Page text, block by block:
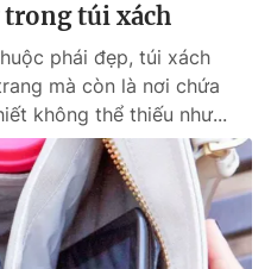
túi xách
phái đẹp, túi xách
mà còn là nơi chứa
không thể thiếu như...